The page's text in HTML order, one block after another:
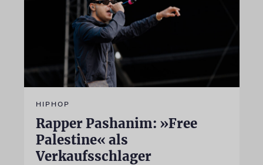
HIPHOP
Rapper Pashanim: »Free
Palestine« als
Verkaufsschlager